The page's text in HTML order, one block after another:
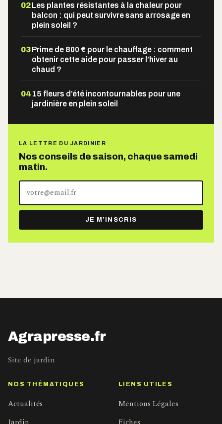
02Les plantes résistantes à la chaleur pour
balcon : qui peut survivre sans arrosage en
plein soleil ?
03Prime de 800 € pour le chauffage : comment
obtenir cette aide pour passer l’hiver au
chaud ?
04 15 fleurs d’été incontournables pour une
jardinière en plein soleil
LA LETTRE DU JARDINIER
Nos conseils de saison, chaque samedi
matin.
Votre
adresse
e-
mail
JE M’INSCRIS
Agrapresse.fr
Site de jardin
NOS THÉMATIQUES
Actualités
LIENS UTILES
Mentions Légales